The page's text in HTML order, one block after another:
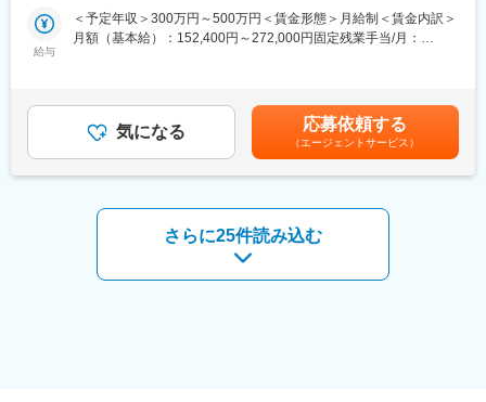
百貨店販売員、建築資材営業、葬祭ディレクター、カーディーラ
ー、紳士服販売員、ホテル・旅館などからご転職されています。
(1)お客様に感謝されるお仕事
大切なご家族を亡くされた皆様の心に寄り添う仕事です。
亡き方のこと、ご家族のこと、一つひとつを知り、ご供養の想い
れ、ご家族の絆とサポートできる大変やりがいのある仕事です。
(2)ワークライフバランスの充実
仕事とプライベートや家庭の両立が出来るよう、定時退社を推奨
しています。その為社員のほとんどが18:30には退社しています！
化措置が求められています。当社では道路、河川、橋梁、農業土
木、森林土木、上下水道、地質、開発許可申請、現場監理など幅
広く取り組んでいるので、お持ちの得意分野スキルを存分に発揮
す。
■入社後の流れ：
長野県内のみ。場所によっては1泊程度の出張が発生する場合もあ
給与
＜予定年収＞300万円～500万円＜賃金形態＞月給制＜賃金内訳＞
月額（基本給）：152,400円～272,000円固定残業手当/月：
や能力、前職給与によって年収ベースで決定します。■昇給：あり
（前年度実績1月あたり3,000円～10,000円）■賞与：年3回・業績
に応じて支給（過去実績年3回・計3.0ヶ月分）記載金額は選考を
通じて上下する可能性があります。月給(月額)は固定手当を含みま
気になる 応募依頼する
（エージェントサービス）
さらに25件読み込む